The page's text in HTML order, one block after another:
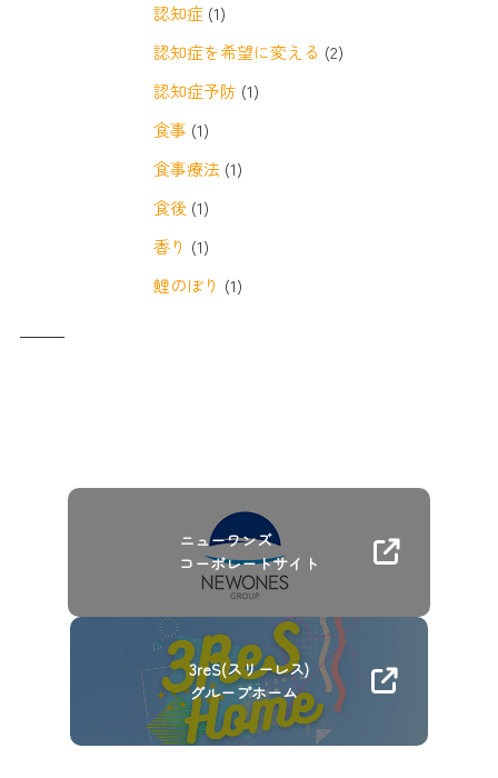
認知症 (1)
認知症を希望に変える (2)
認知症予防 (1)
食事 (1)
食事療法 (1)
食後 (1)
香り (1)
鯉のぼり (1)
ニューワンズ
コーポレートサイト
3reS(スリーレス)
グループホーム